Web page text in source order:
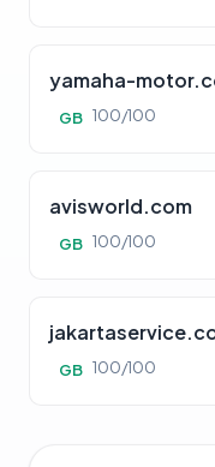
yamaha-
GB 100/100
avisworld.com
GB 100/100
GB 100/100